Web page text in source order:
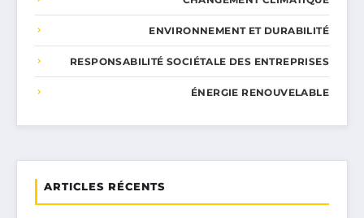
ENVIRONNEMENT ET DURABILITÉ
RESPONSABILITÉ SOCIÉTALE DES ENTREPRISES
ÉNERGIE RENOUVELABLE
ARTICLES RÉCENTS